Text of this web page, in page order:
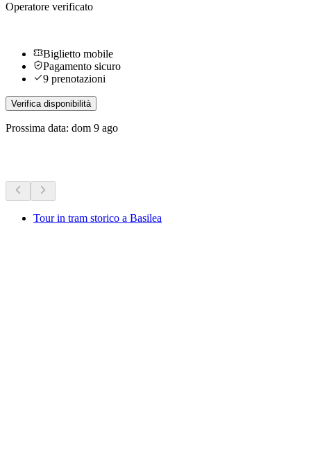
Operatore verificato
Biglietto mobile
Pagamento sicuro
9 prenotazioni
Verifica disponibilità
Prossima data: dom 9 ago
Tour in tram storico a Basilea